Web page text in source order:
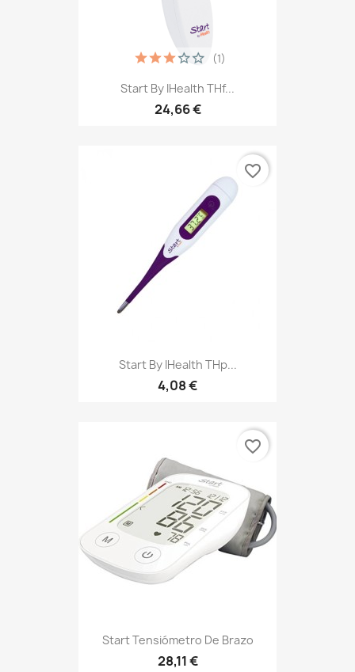
Start By IHealth THf...
24,66 €
(1)
Start By IHealth THp...
4,08 €
favorite_border
Start Tensiómetro De Brazo
28,11 €
favorite_border